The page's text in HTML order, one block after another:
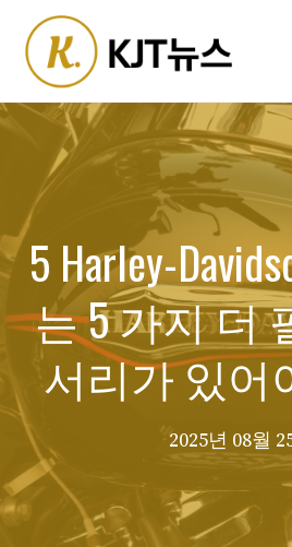
content
5 Harley-
는 5 가지 더
서리가 있어
2025년 08월